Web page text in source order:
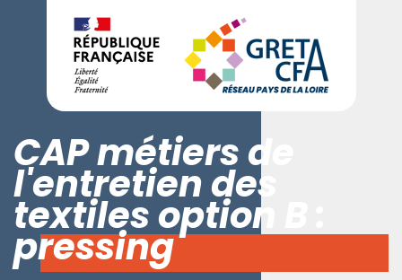
CAP métiers de
l'entretien des
textiles option B :
pressing